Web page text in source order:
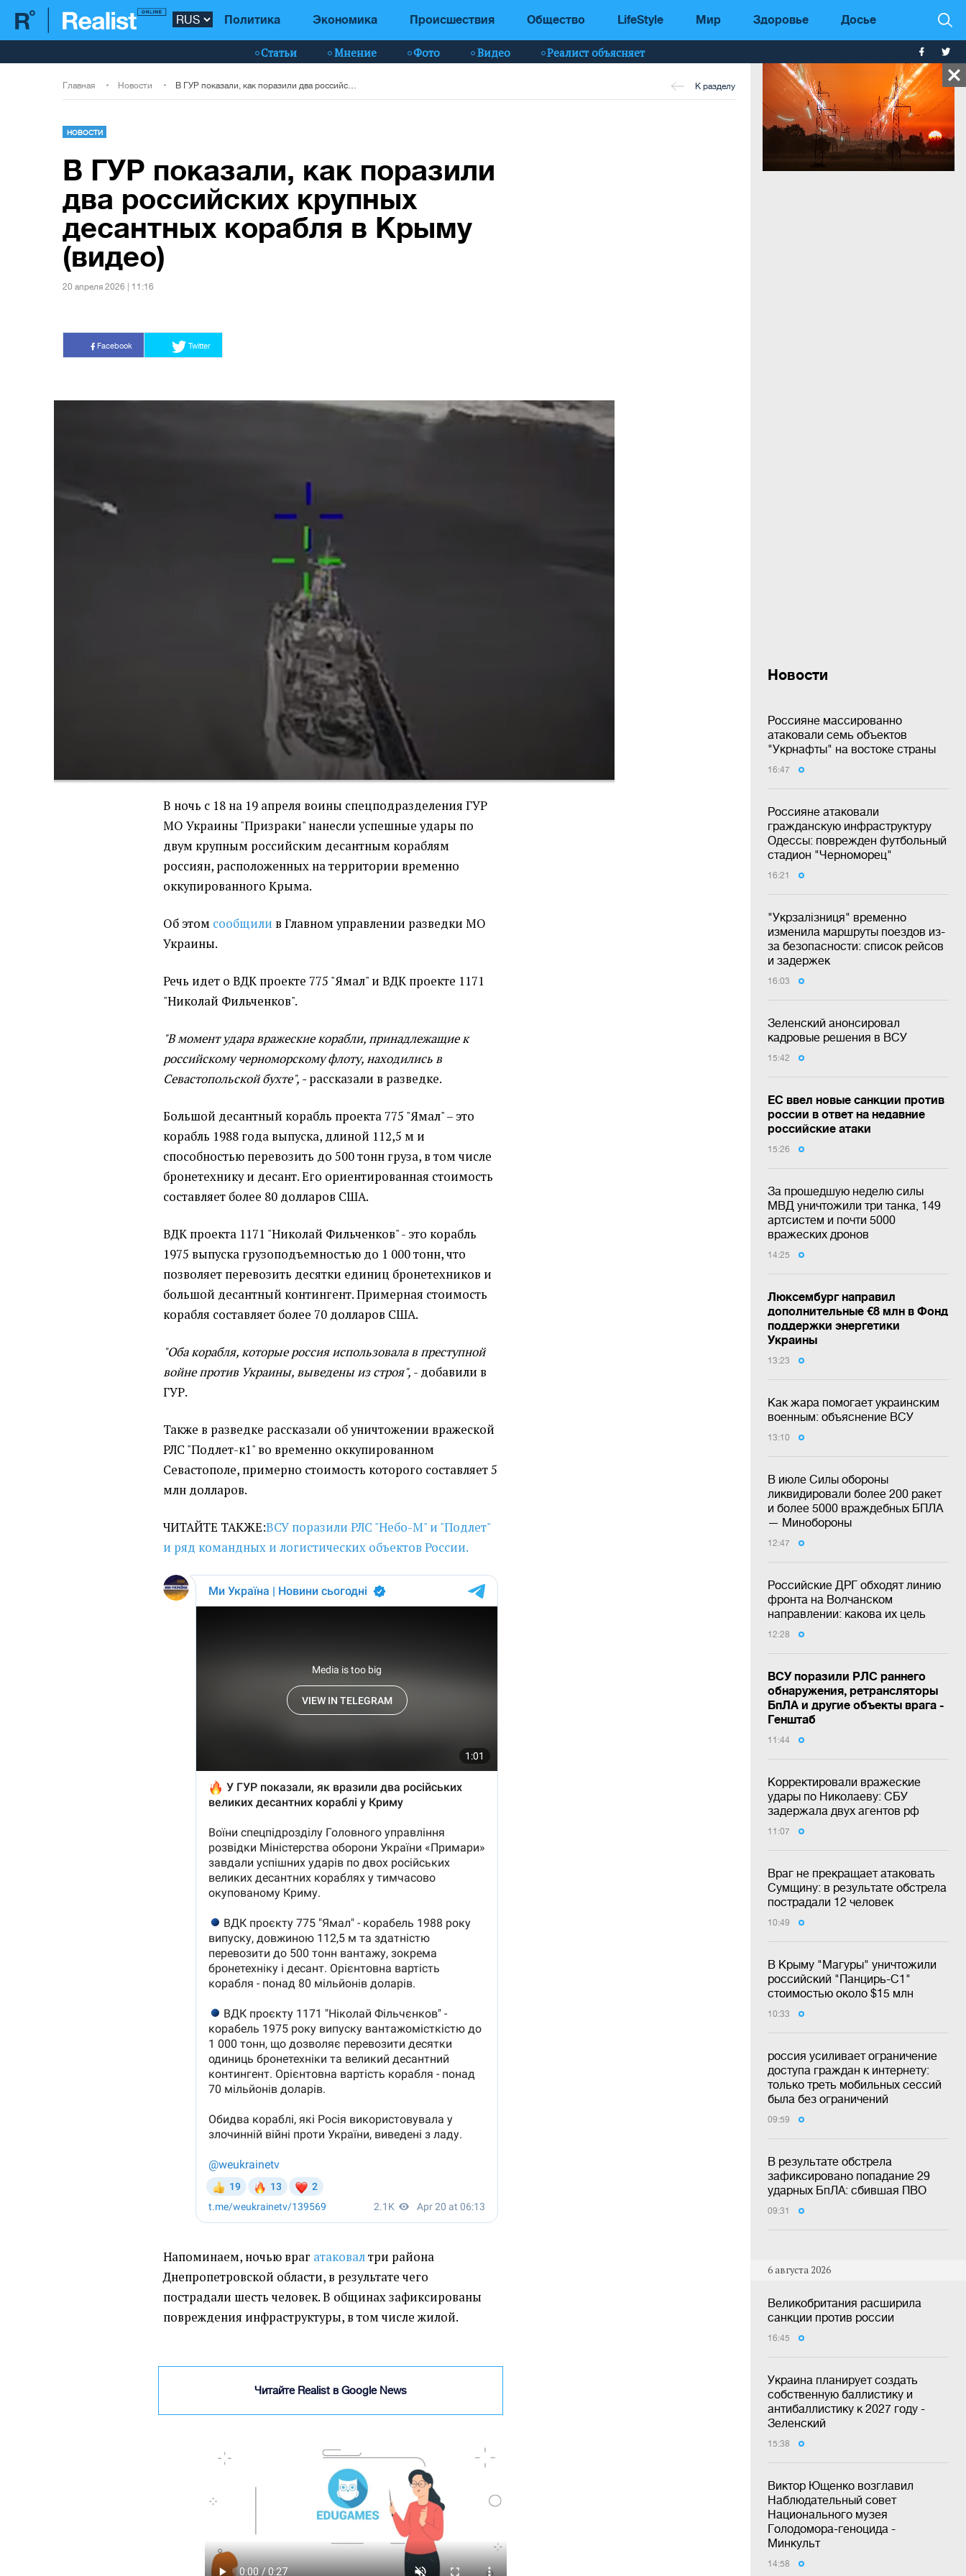
Политика Экономика Происшествия Общество LifeStyle Мир Здоровье Досье
Статьи Мнение Фото Видео Реалист объясняет
Новости
Россияне массированно
атаковали семь объектов
"Укрнафты" на востоке страны
16:47
Россияне атаковали
гражданскую инфраструктуру
Одессы: поврежден футбольный
стадион "Черноморец"
16:21
"Укрзалізниця" временно
изменила маршруты поездов из-
за безопасности: список рейсов
и задержек
16:03
Зеленский анонсировал
кадровые решения в ВСУ
15:42
ЕС ввел новые санкции против
россии в ответ на недавние
российские атаки
15:26
За прошедшую неделю силы
МВД уничтожили три танка, 149
артсистем и почти 5000
вражеских дронов
14:25
Люксембург направил
дополнительные €8 млн в Фонд
поддержки энергетики
Украины
13:23
Как жара помогает украинским
военным: объяснение ВСУ
13:10
В июле Силы обороны
ликвидировали более 200 ракет
и более 5000 враждебных БПЛА
— Минобороны
12:47
Российские ДРГ обходят линию
фронта на Волчанском
направлении: какова их цель
12:28
ВСУ поразили РЛС раннего
обнаружения, ретрансляторы
БпЛА и другие объекты врага -
Генштаб
11:44
Корректировали вражеские
удары по Николаеву: СБУ
задержала двух агентов рф
11:07
Враг не прекращает атаковать
Сумщину: в результате обстрела
пострадали 12 человек
10:49
В Крыму "Магуры" уничтожили
российский "Панцирь-С1"
стоимостью около $15 млн
10:33
россия усиливает ограничение
доступа граждан к интернету:
только треть мобильных сессий
была без ограничений
09:59
В результате обстрела
зафиксировано попадание 29
ударных БпЛА: сбившая ПВО
09:31
6 августа 2026
Великобритания расширила
санкции против россии
16:45
Украина планирует создать
собственную баллистику и
антибаллистику к 2027 году -
Зеленский
15:38
Виктор Ющенко возглавил
Наблюдательный совет
Национального музея
Голодомора-геноцида -
Минкульт
14:58
Главная Новости К разделу
НОВОСТИ
В ГУР показали, как поразили
два российских крупных
десантных корабля в Крыму
(видео)
20 апреля 2026 | 11:16
Facebook Twitter
В ночь с 18 на 19 апреля воины спецподразделения ГУР
МО Украины "Призраки" нанесли успешные удары по
двум крупным российским десантным кораблям
россиян, расположенных на территории временно
оккупированного Крыма.
Об этом сообщили в Главном управлении разведки МО
Украины.
Речь идет о ВДК проекте 775 "Ямал" и ВДК проекте 1171
"Николай Фильченков".
"В момент удара вражеские корабли, принадлежащие к
российскому черноморскому флоту, находились в
Севастопольской бухте", - рассказали в разведке.
Большой десантный корабль проекта 775 "Ямал" – это
корабль 1988 года выпуска, длиной 112,5 м и
способностью перевозить до 500 тонн груза, в том числе
бронетехнику и десант. Его ориентированная стоимость
составляет более 80 долларов США.
ВДК проекта 1171 "Николай Фильченков" - это корабль
1975 выпуска грузоподъемностью до 1 000 тонн, что
позволяет перевозить десятки единиц бронетехников и
большой десантный контингент. Примерная стоимость
корабля составляет более 70 долларов США.
"Оба корабля, которые россия использовала в преступной
войне против Украины, выведены из строя", - добавили в
ГУР.
Также в разведке рассказали об уничтожении вражеской
РЛС "Подлет-к1" во временно оккупированном
Севастополе, примерно стоимость которого составляет 5
млн долларов.
ЧИТАЙТЕ ТАКЖЕ:ВСУ поразили РЛС "Небо-М" и "Подлет"
и ряд командных и логистических объектов России.
Напоминаем, ночью враг атаковалтри района
Днепропетровской области, в результате чего
пострадали шесть человек. В общинах зафиксированы
повреждения инфраструктуры, в том числе жилой.
Читайте Realist в Google News